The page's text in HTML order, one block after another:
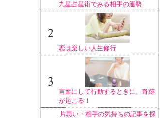
九星占星術でみる相手の運勢
恋は楽しい人生修行
言葉にして行動するときに、奇跡
が起こる！
片思い・相手の気持ちの記事を探